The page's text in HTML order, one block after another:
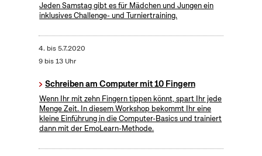
Jeden Samstag gibt es für Mädchen und Jungen ein
inklusives Challenge- und Turniertraining.
4. bis5.7.2020
9 bis 13 Uhr
Schreiben am Computer mit 10 Fingern
Wenn Ihr mit zehn Fingern tippen könnt, spart Ihr jede
Menge Zeit. In diesem Workshop bekommt Ihr eine
kleine Einführung in die Computer-Basics und trainiert
dann mit der EmoLearn-Methode.